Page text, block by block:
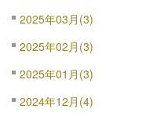
2025年03月(3)
2025年02月(3)
2025年01月(3)
2024年12月(4)